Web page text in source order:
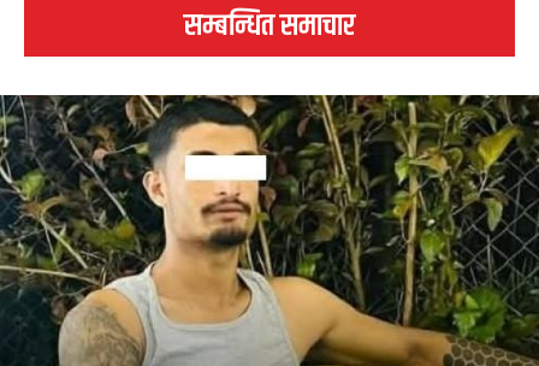
सम्बन्धित समाचार